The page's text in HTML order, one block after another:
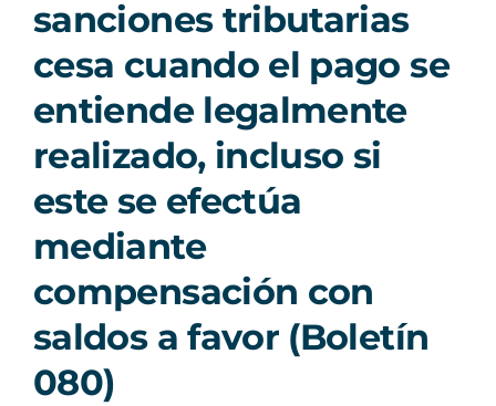
sanciones tributarias
cesa cuando el pago se
entiende legalmente
realizado, incluso si
este se efectúa
mediante
compensación con
saldos a favor (Boletín
080)